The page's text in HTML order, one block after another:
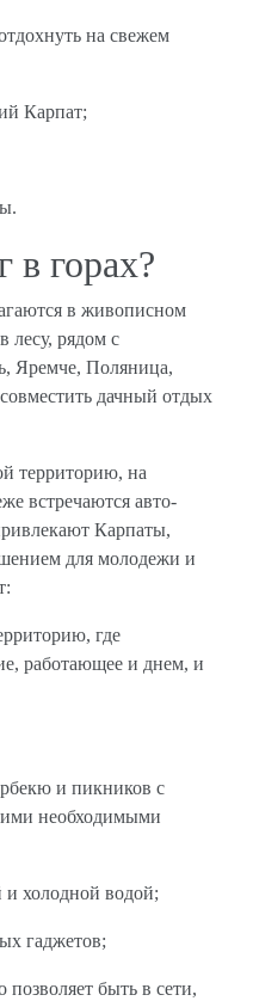
на свежем
Карпат;
в горах?
в живописном
лесу, рядом с
Яремче, Поляница,
дачный отдых
территорию, на
встречаются авто-
Карпаты,
для молодежи и
где
работающее и днем, и
и пикников с
необходимыми
и холодной водой;
гаджетов;
быть в сети,